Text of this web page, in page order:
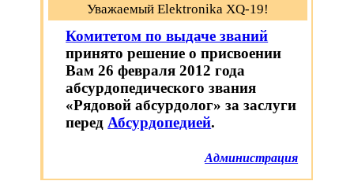
Уважаемый Elektronika XQ-19!
Комитетом по выдаче званий
принято решение о присвоении
Вам 26 февраля 2012 года
абсурдопедического звания
«Рядовой абсурдолог» за заслуги
перед Абсурдопедией.
Администрация